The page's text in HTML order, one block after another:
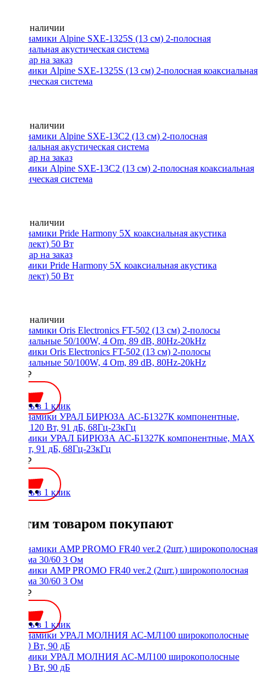
Нет в наличии
Динамики Alpine SXE-1325S (13 см) 2-полосная коаксиальная
акустическая система
Нет в наличии
Динамики Alpine SXE-13С2 (13 см) 2-полосная коаксиальная
акустическая система
Нет в наличии
Динамики Pride Harmony 5X коаксиальная акустика
(комплект) 50 Вт
Нет в наличии
Динамики Oris Electronics FT-502 (13 см) 2-полосы
коаксиальные 50/100W, 4 Om, 89 dB, 80Hz-20kHz
3800 ₽
Купить в 1 клик
Динамики УРАЛ БИРЮЗА АС-Б1327К компонентные, MAX
120 Вт, 91 дБ, 68Гц-23кГц
4390 ₽
Купить в 1 клик
С этим товаром покупают
Динамики AMP PROMO FR40 ver.2 (2шт.) широкополосная
система 30/60 3 Ом
1900 ₽
Купить в 1 клик
Динамики УРАЛ МОЛНИЯ АС-МЛ100 широкополосные
40/100 Вт, 90 дБ